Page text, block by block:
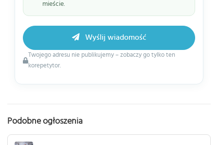
mieście.
Twojego adresu nie publikujemy – zobaczy go tylko ten
korepetytor.
Wyślij wiadomość
Podobne ogłoszenia